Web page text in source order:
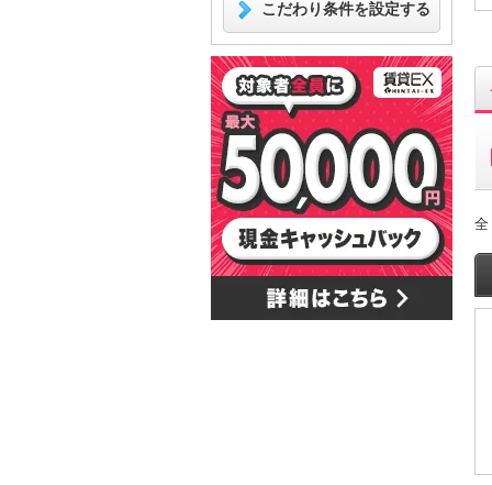
こだわり条件を設定する
全